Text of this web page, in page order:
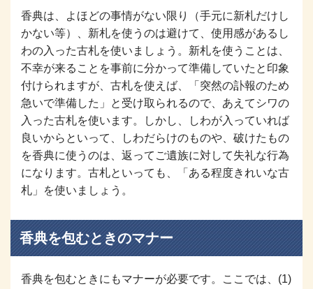
香典は、よほどの事情がない限り（手元に新札だけし
かない等）、新札を使うのは避けて、使用感があるし
わの入った古札を使いましょう。新札を使うことは、
不幸が来ることを事前に分かって準備していたと印象
付けられますが、古札を使えば、「突然の訃報のため
急いで準備した」と受け取られるので、あえてシワの
入った古札を使います。しかし、しわが入っていれば
良いからといって、しわだらけのものや、破けたもの
を香典に使うのは、返ってご遺族に対して失礼な行為
になります。古札といっても、「ある程度きれいな古
札」を使いましょう。
香典を包むときのマナー
香典を包むときにもマナーが必要です。ここでは、(1)